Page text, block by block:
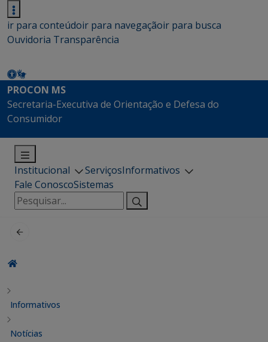
ir para conteúdoir para navegaçãoir para busca
Ouvidoria Transparência
PROCON MS
Secretaria-Executiva de Orientação e Defesa do
Consumidor
Institucional ServiçosInformativos
Fale ConoscoSistemas
Pesquisar
por:
Informativos
Notícias